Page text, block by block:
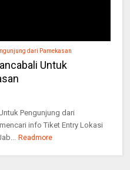
dari Pamekasan
Untuk
Pengunjung dari
info Tiket Entry Lokasi
Readmore